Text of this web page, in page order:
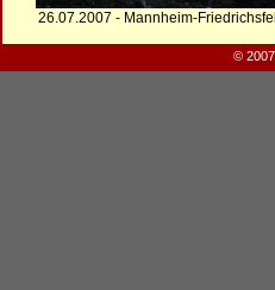
26.07.2007 - Mannheim-
©